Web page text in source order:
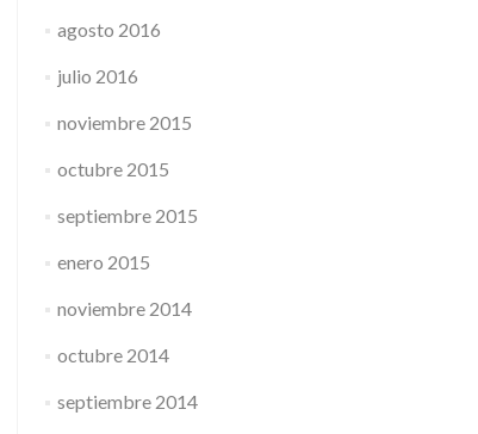
agosto 2016
julio 2016
noviembre 2015
octubre 2015
septiembre 2015
enero 2015
noviembre 2014
octubre 2014
septiembre 2014